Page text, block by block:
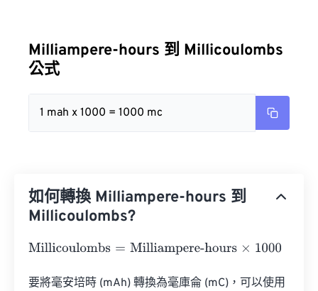
Milliampere-hours 到 Millicoulombs
公式
1 mah x 1000 = 1000 mc
如何轉換 Milliampere-hours 到
Millicoulombs?
Millicoulombs=Milliampere-hours×1000
要將毫安培時 (mAh) 轉換為毫庫侖 (mC)，可以使用